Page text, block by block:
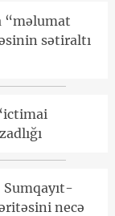
“məlumat
sətiraltı
necə